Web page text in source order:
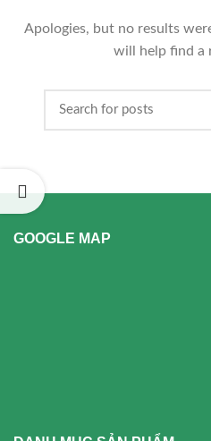
Apologies, but no results
will help find a
GOOGLE MAP